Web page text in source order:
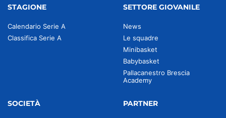
STAGIONE
Calendario Serie A
Classifica Serie A
SETTORE GIOVANILE
News
Le squadre
Minibasket
Babybasket
Pallacanestro Brescia
Academy
SOCIETÀ PARTNER